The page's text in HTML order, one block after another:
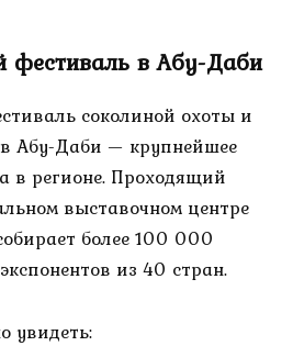
в Абу-Даби
соколиной охоты и
Абу-Даби — крупнейшее
в регионе. Проходящий
выставочном центре
более 100 000
из 40 стран.
увидеть: